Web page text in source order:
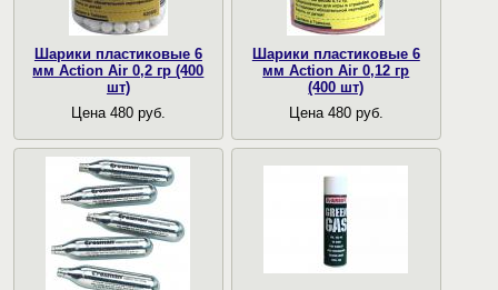
Шарики пластиковые 6
мм Action Air 0,2 гр (400
шт)
Цена 480 руб.
Шарики пластиковые 6
мм Action Air 0,12 гр
(400 шт)
Цена 480 руб.